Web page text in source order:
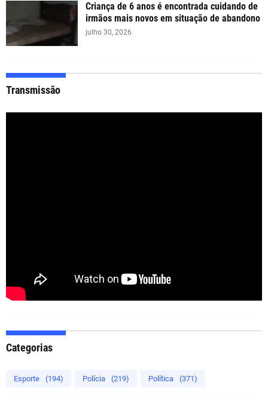
Criança de 6 anos é encontrada cuidando de
irmãos mais novos em situação de abandono
julho 30, 2026
Transmissão
Categorias
Esporte (194) Polícia (219) Política (371)